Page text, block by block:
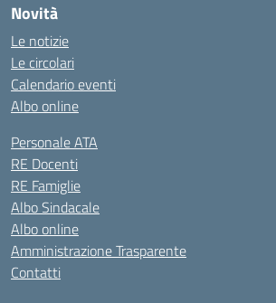
Novità
Le notizie
Le circolari
Calendario eventi
Albo online
Personale ATA
RE Docenti
RE Famiglie
Albo Sindacale
Albo online
Amministrazione Trasparente
Contatti